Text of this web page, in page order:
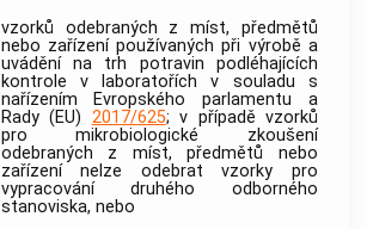
vzorků odebraných z míst, předmětů
nebo zařízení používaných při výrobě a
uvádění na trh potravin podléhajících
kontrole v laboratořích v souladu s
nařízením Evropského parlamentu a
Rady (EU) 2017/625; v případě vzorků
pro mikrobiologické zkoušení
odebraných z míst, předmětů nebo
zařízení nelze odebrat vzorky pro
vypracování druhého odborného
stanoviska, nebo